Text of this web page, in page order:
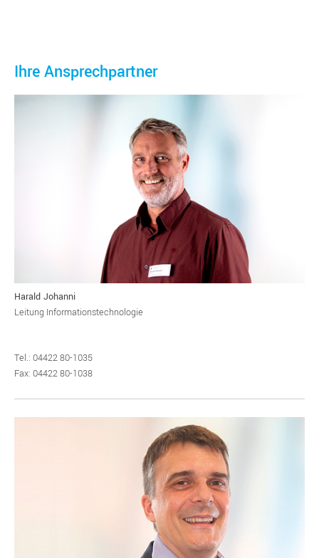
Ihre Ansprechpartner
Harald Johanni
Leitung Informationstechnologie
Tel.: 04422 80-1035
Fax: 04422 80-1038